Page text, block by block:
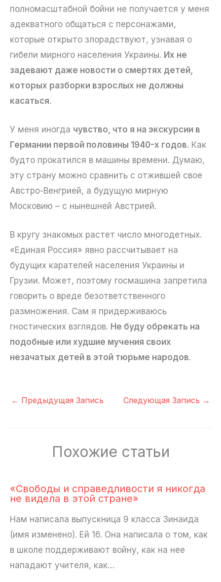
полномасштабной бойни не получается у меня
адекватного общаться с персонажами,
которые открыто злорадствуют, узнавая о
гибели мирного населения Украины. Их не
задевают даже новости о смертях детей,
которых разборки взрослых не должны
касаться.
У меня иногда чувство, что я на экскурсии в
Германии первой половины 1940-х годов. Как
будто прокатился в машины времени. Думаю,
эту страну можно сравнить с отжившей свое
Австро-Венгрией, а будущую мирную
Московию – с нынешней Австрией.
В кругу знакомых растет число многодетных.
«Единая Россия» явно рассчитывает на
будущих карателей населения Украины и
Грузии. Может, поэтому госмашина запретила
говорить о вреде безответственного
размножения. Сам я придерживаюсь
гностических взглядов. Не буду обрекать на
подобные или худшие мучения своих
незачатых детей в этой тюрьме народов.
← Предыдущая Запись Следующая Запись →
Похожие статьи
«Свободы и справедливости я никогда
не видела в этой стране»
Нам написала выпускница 9 класса Зинаида
(имя изменено). Ей 16. Она написала о том, как
в школе поддерживают войну, как на нее
нападают учителя, как…